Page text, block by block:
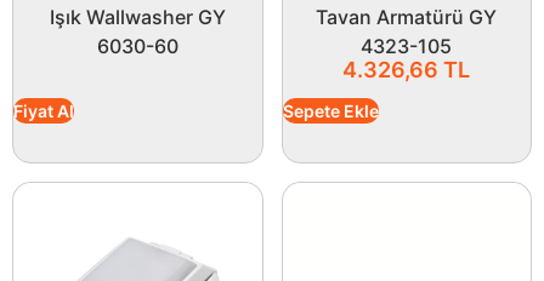
Işık Wallwasher GY
6030-60
Fiyat Al
Tavan Armatürü GY
4323-105
4.326,66 TL
Sepete Ekle